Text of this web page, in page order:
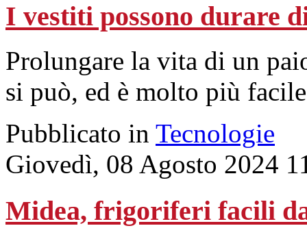
I vestiti possono durare
Prolungare la vita di un
si può, ed è molto più
Pubblicato in Tecnologie
Giovedì, 08 Agosto 2024
Midea, frigoriferi facili